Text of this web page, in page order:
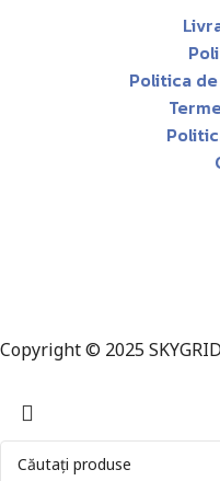
Politica
Copyright © 2025